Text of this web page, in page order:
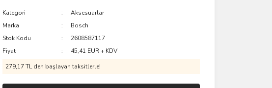
Kategori
Aksesuarlar
Marka
Bosch
Stok Kodu
2608587117
Fiyat
45,41 EUR + KDV
279,17 TL den başlayan taksitlerle!